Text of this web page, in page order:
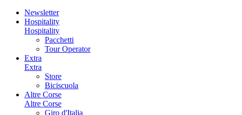
Newsletter
Hospitality
Hospitality
Pacchetti
Tour Operator
Extra
Extra
Store
Biciscuola
Altre Corse
Altre Corse
Giro d'Italia